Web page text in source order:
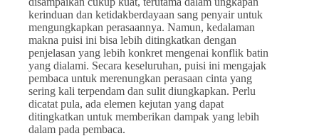
kerinduan dan ketidakberdayaan sang penyair untuk
mengungkapkan perasaannya. Namun, kedalaman
makna puisi ini bisa lebih ditingkatkan dengan
penjelasan yang lebih konkret mengenai konflik batin
yang dialami. Secara keseluruhan, puisi ini mengajak
pembaca untuk merenungkan perasaan cinta yang
sering kali terpendam dan sulit diungkapkan. Perlu
dicatat pula, ada elemen kejutan yang dapat
ditingkatkan untuk memberikan dampak yang lebih
dalam pada pembaca.